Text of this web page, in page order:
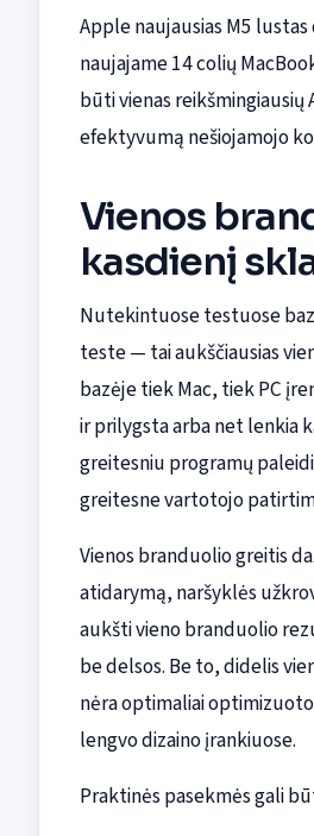
Apple naujausias M5
naujajame 14 colių
būti vienas
efektyvumą nešiojamojo
Vienos
kasdienį
Nutekintuose testuose
teste — tai aukščiausias
bazėje tiek Mac, tiek PC
ir prilygsta arba net lenkia
greitesniu programų
greitesne vartotojo
Vienos branduolio greitis
atidarymą, naršyklės
aukšti vieno branduolio
be delsos. Be to, didelis
nėra optimaliai
lengvo dizaino įrankiuose.
Praktinės pasekmės gali